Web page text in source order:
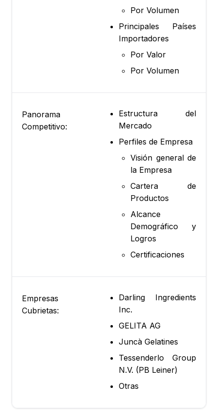
Por Volumen
Principales Países
Importadores
Por Valor
Por Volumen
Panorama
Competitivo:
Estructura del
Mercado
Perfiles de Empresa
Visión general de
la Empresa
Cartera de
Productos
Alcance
Demográfico y
Logros
Certificaciones
Empresas
Cubrietas:
Darling Ingredients
Inc.
GELITA AG
Juncà Gelatines
Tessenderlo Group
N.V. (PB Leiner)
Otras